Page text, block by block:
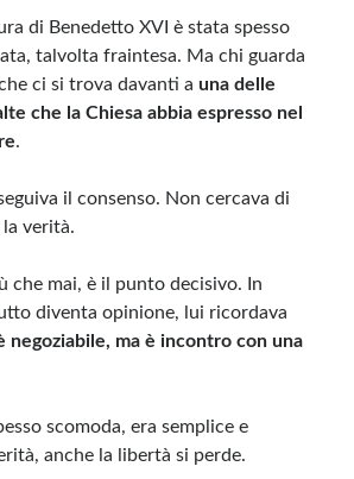
di Benedetto XVI è stata spesso
talvolta fraintesa. Ma chi guarda
ci si trova davanti auna delle
che la Chiesa abbia espresso nel
.
il consenso. Non cercava di
la verità.
che mai, è il punto decisivo. In
diventa opinione, lui ricordava
negoziabile, ma è incontro con una
scomoda, era semplice e
anche la libertà si perde.